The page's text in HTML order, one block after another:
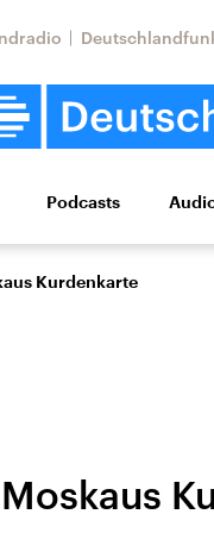
Wissen Kultur
Nahostkonflikt
Podcasts
Kurdenkarte